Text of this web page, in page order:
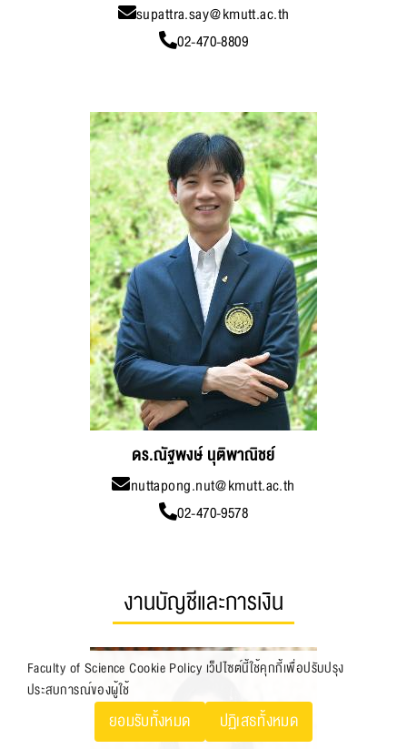
supattra.say@kmutt.ac.th
02-470-8809
ดร.ณัฐพงษ์ นุติพาณิชย์
nuttapong.nut@kmutt.ac.th
02-470-9578
งานบัญชีและการเงิน
Faculty of Science Cookie Policy เว็ปไซต์นี้ใช้คุกกี้เพื่อปรับปรุง
ประสบการณ์ของผู้ใช้
ยอมรับทั้งหมด ปฏิเสธทั้งหมด